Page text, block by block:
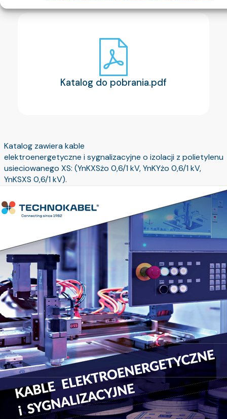
Katalog do pobrania.pdf
Katalog zawiera kable
elektroenergetyczne i sygnalizacyjne o izolacji z polietylenu
usieciowanego XS: (YnKXSżo 0,6/1 kV, YnKYżo 0,6/1 kV,
YnKSXS 0,6/1 kV).